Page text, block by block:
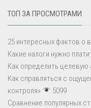
ТОП ЗА ПРОСМОТРАМИ
25 интересных фактов о
Какие налоги нужно
Как определить целевую
Как справляться с
контроля»
5099
Сравнение популярных